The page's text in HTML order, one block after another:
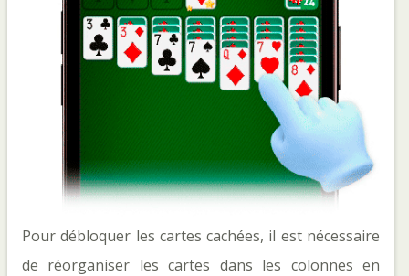
Pour débloquer les cartes cachées, il est nécessaire
de réorganiser les cartes dans les colonnes en